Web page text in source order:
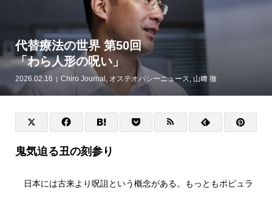
代替療法の世界 第50回
「わら人形の呪い」
2026.02.16 Chiro Journal , オステオパシーニュース, 山﨑 徹
鬼気迫る丑の刻参り
日本には古来より呪詛という概念がある。もっともポピュラ